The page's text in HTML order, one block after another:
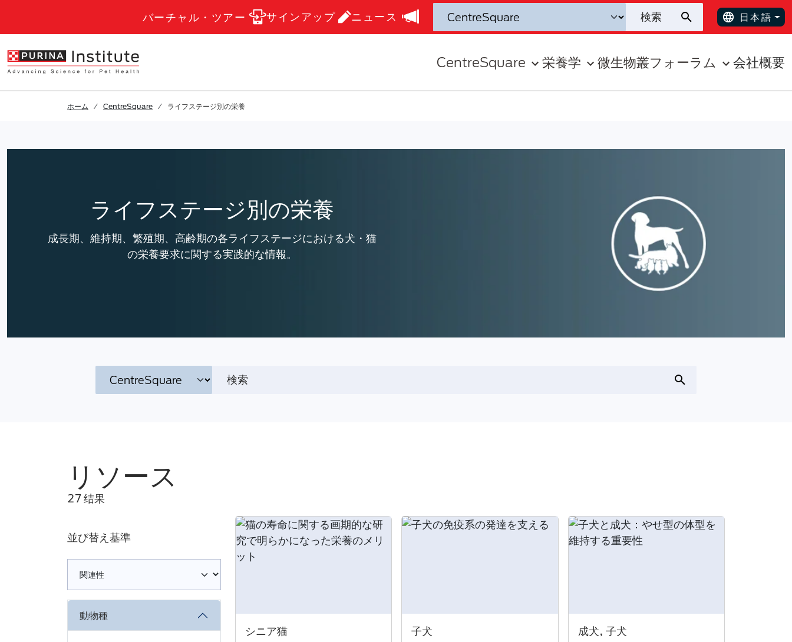
バーチャル・ツアー サインアップ ニュース 日本語
CentreSquare 栄養学 微生物叢フォーラム 会社概要
ホーム CentreSquare ライフステージ別の栄養
ライフステージ別の栄養
成長期、維持期、繁殖期、高齢期の各ライフステージにおける犬・猫
の栄養要求に関する実践的な情報。
リソース
27 结果
並び替え基準
動物種
シニア猫 子犬 成犬, 子犬